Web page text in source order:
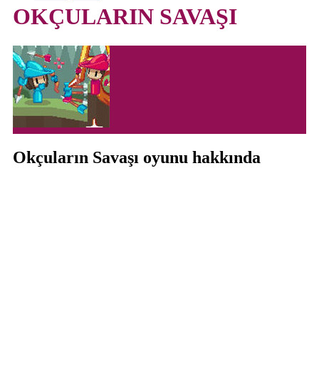
OKÇULARIN SAVAŞI
Okçuların Savaşı oyunu hakkında